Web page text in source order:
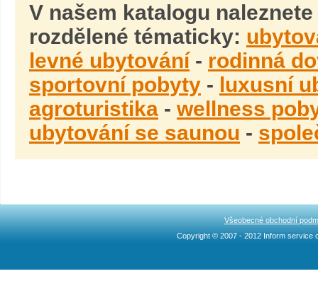
V našem katalogu
rozdělené tématicky:
levné ubytování- rodinná
sportovní pobyty - luxusní
agroturistika - wellness
ubytování se saunou -
Všeobecné obchodní
Copyright © 2007 - 2012 Inform service